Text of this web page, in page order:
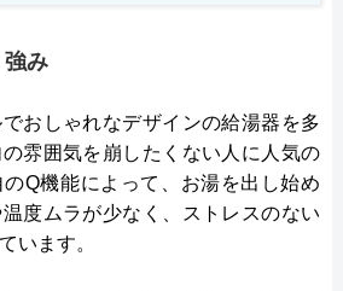
強み
おしゃれなデザインの給湯器を多
雰囲気を崩したくない人に人気の
のQ機能によって、お湯を出し始め
度ムラが少なく、ストレスのない
います。